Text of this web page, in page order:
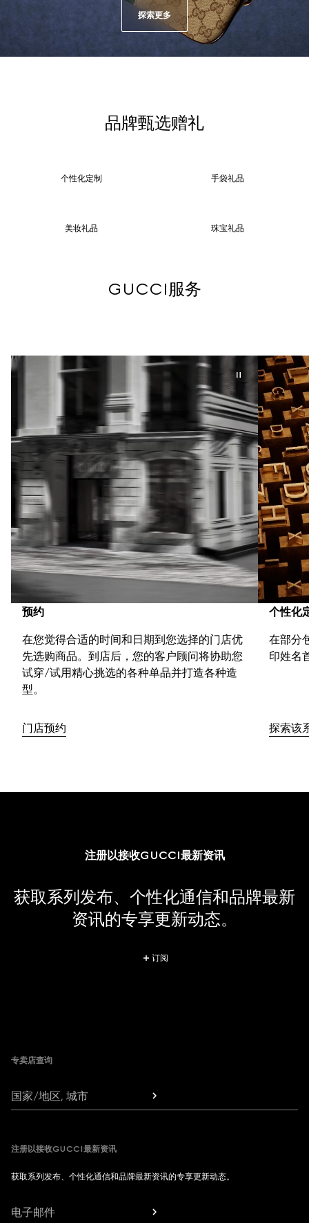
探索更多
品牌甄选赠礼
个性化定制 手袋礼品
美妆礼品 珠宝礼品
GUCCI服务
预约
在您觉得合适的时间和日期到您选择的门店优
先选购商品。到店后，您的客户顾问将协助您
试穿/试用精心挑选的各种单品并打造各种造
型。
门店预约
个性化
在部分
印姓名
探索该
注册以接收GUCCI最新资讯
获取系列发布、个性化通信和品牌最新
资讯的专享更新动态。
订阅
专卖店查询
国家/地区, 城市
注册以接收GUCCI最新资讯
获取系列发布、个性化通信和品牌最新资讯的专享更新动态。
电子邮件